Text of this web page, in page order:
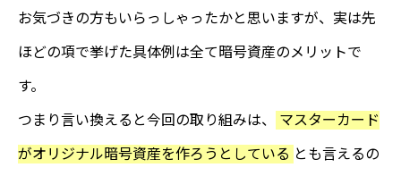
お気づきの方もいらっしゃったかと思いますが、実は先
ほどの項で挙げた具体例は全て暗号資産のメリットで
す。
つまり言い換えると今回の取り組みは、
マスターカード
がオリジナル暗号資産を作ろうとしている とも言えるの